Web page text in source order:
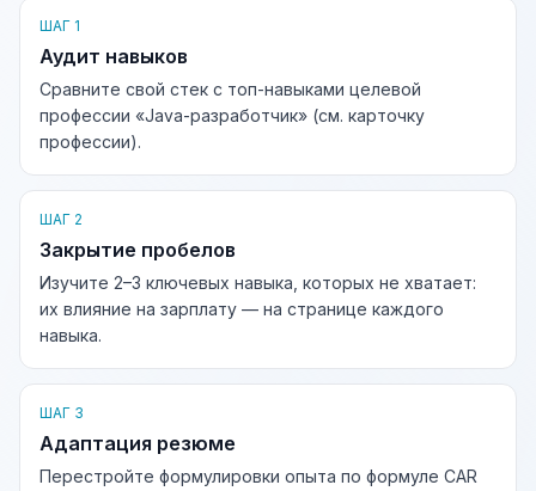
ШАГ 1
Аудит навыков
Сравните свой стек с топ-навыками целевой
профессии «Java-разработчик» (см. карточку
профессии).
ШАГ 2
Закрытие пробелов
Изучите 2–3 ключевых навыка, которых не хватает:
их влияние на зарплату — на странице каждого
навыка.
ШАГ 3
Адаптация резюме
Перестройте формулировки опыта по формуле CAR